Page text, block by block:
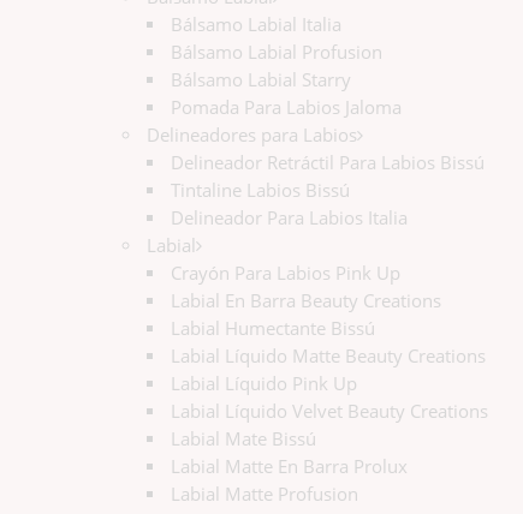
Bálsamo Labial Italia
Bálsamo Labial Profusion
Bálsamo Labial Starry
Pomada Para Labios Jaloma
Delineadores para Labios
Delineador Retráctil Para Labios Bissú
Tintaline Labios Bissú
Delineador Para Labios Italia
Labial
Crayón Para Labios Pink Up
Labial En Barra Beauty Creations
Labial Humectante Bissú
Labial Líquido Matte Beauty Creations
Labial Líquido Pink Up
Labial Líquido Velvet Beauty Creations
Labial Mate Bissú
Labial Matte En Barra Prolux
Labial Matte Profusion